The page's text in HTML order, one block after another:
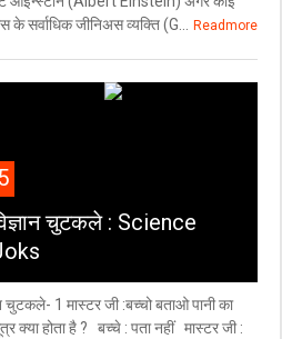
के सर्वाधिक जीनिअस व्यक्ति (G...
Readmore
5
चुटकले : Science
चुटकले- 1 मास्टर जी :बच्चो बताओ पानी का
क्या होता है ? बच्चे : पता नहीं मास्टर जी :